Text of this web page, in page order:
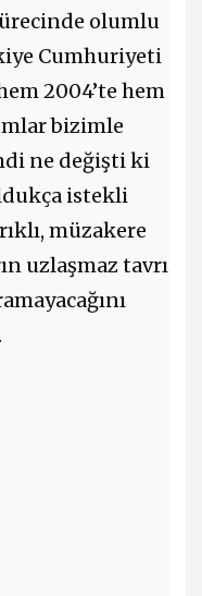
olumlu
Cumhuriyeti
2004’te hem
bizimle
ne değişti ki
istekli
müzakere
uzlaşmaz tavrı